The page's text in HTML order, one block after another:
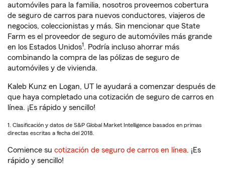
automóviles para la familia, nosotros proveemos cobertura
de seguro de carros para nuevos conductores, viajeros de
negocios, coleccionistas y más. Sin mencionar que State
Farm es el proveedor de seguro de automóviles más grande
en los Estados Unidos1. Podría incluso ahorrar más
combinando la compra de las pólizas de seguro de
automóviles y de vivienda.
Kaleb Kunz en Logan, UT le ayudará a comenzar después de
que haya completado una cotización de seguro de carros en
línea. ¡Es rápido y sencillo!
1. Clasificación y datos de S&P Global Market Intelligence basados en primas
directas escritas a fecha del 2018.
Comience su cotización de seguro de carros en línea. ¡Es
rápido y sencillo!